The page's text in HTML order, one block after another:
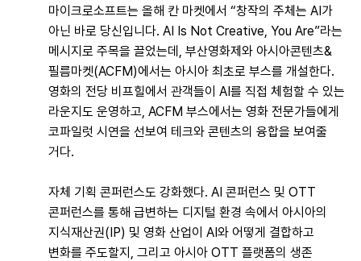
마이크로소프트는 올해 칸 마켓에서 “창작의 주체는 AI가
아닌 바로 당신입니다. AI Is Not Creative, You Are”라는
메시지로 주목을 끌었는데, 부산영화제와 아시아콘텐츠&
필름마켓(ACFM)에서는 아시아 최초로 부스를 개설한다.
영화의 전당 비프힐에서 관객들이 AI를 직접 체험할 수 있는
라운지도 운영하고, ACFM 부스에서는 영화 전문가들에게
코파일럿 시연을 선보여 테크와 콘텐츠의 융합을 보여줄
거다.
자체 기획 콘퍼런스도 강화했다. AI 콘퍼런스 및 OTT
콘퍼런스를 통해 급변하는 디지털 환경 속에서 아시아의
지식재산권(IP) 및 영화 산업이 AI와 어떻게 결합하고
변화를 주도할지, 그리고 아시아 OTT 플랫폼의 생존